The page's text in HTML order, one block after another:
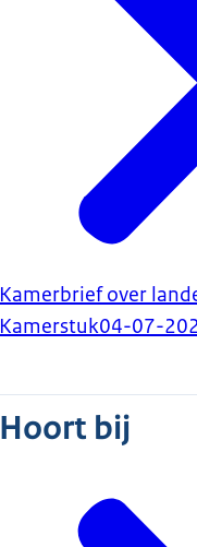
Kamerbrief over
Kamerstuk04-07-
Hoort bij